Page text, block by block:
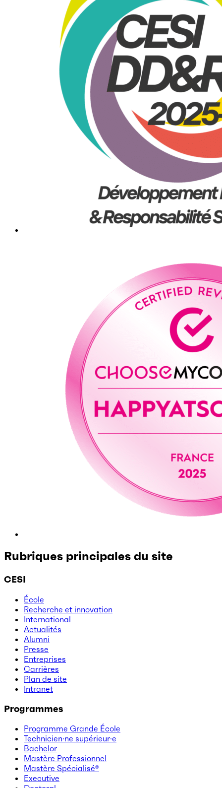
Rubriques principales du site
CESI
École
Recherche et innovation
International
Actualités
Alumni
Presse
Entreprises
Carrières
Plan de site
Intranet
Programmes
Programme Grande École
Technicien·ne supérieur·e
Bachelor
Mastère Professionnel
Mastère Spécialisé®
Executive